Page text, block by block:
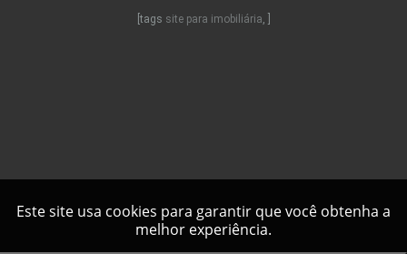
[tags site para imobiliária, ]
Este site usa cookies para garantir que você obtenha a
melhor experiência.